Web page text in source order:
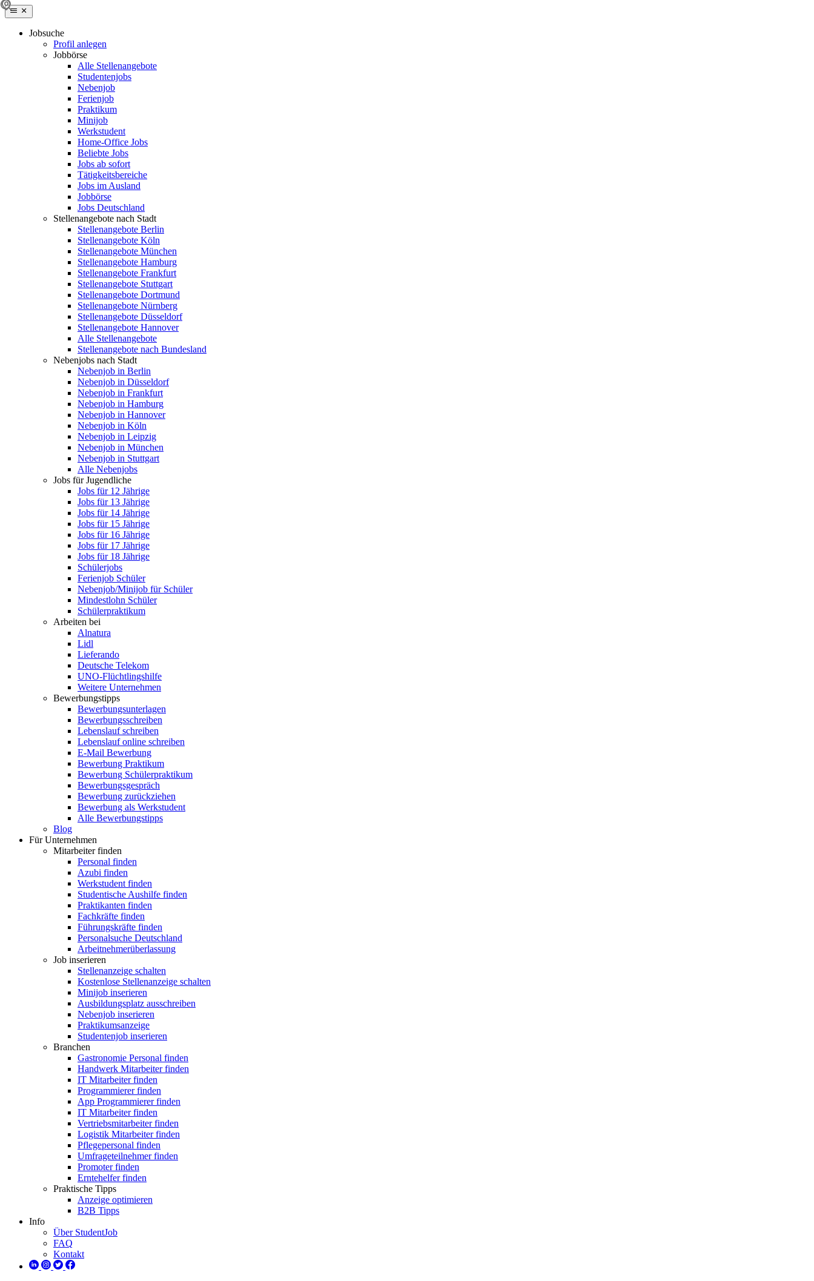
Jobsuche
Profil anlegen
Jobbörse
Alle Stellenangebote
Studentenjobs
Nebenjob
Ferienjob
Praktikum
Minijob
Werkstudent
Home-Office Jobs
Beliebte Jobs
Jobs ab sofort
Tätigkeitsbereiche
Jobs im Ausland
Jobbörse
Jobs Deutschland
Stellenangebote nach Stadt
Stellenangebote Berlin
Stellenangebote Köln
Stellenangebote München
Stellenangebote Hamburg
Stellenangebote Frankfurt
Stellenangebote Stuttgart
Stellenangebote Dortmund
Stellenangebote Nürnberg
Stellenangebote Düsseldorf
Stellenangebote Hannover
Alle Stellenangebote
Stellenangebote nach Bundesland
Nebenjobs nach Stadt
Nebenjob in Berlin
Nebenjob in Düsseldorf
Nebenjob in Frankfurt
Nebenjob in Hamburg
Nebenjob in Hannover
Nebenjob in Köln
Nebenjob in Leipzig
Nebenjob in München
Nebenjob in Stuttgart
Alle Nebenjobs
Jobs für Jugendliche
Jobs für 12 Jährige
Jobs für 13 Jährige
Jobs für 14 Jährige
Jobs für 15 Jährige
Jobs für 16 Jährige
Jobs für 17 Jährige
Jobs für 18 Jährige
Schülerjobs
Ferienjob Schüler
Nebenjob/Minijob für Schüler
Mindestlohn Schüler
Schülerpraktikum
Arbeiten bei
Alnatura
Lidl
Lieferando
Deutsche Telekom
UNO-Flüchtlingshilfe
Weitere Unternehmen
Bewerbungstipps
Bewerbungsunterlagen
Bewerbungsschreiben
Lebenslauf schreiben
Lebenslauf online schreiben
E-Mail Bewerbung
Bewerbung Praktikum
Bewerbung Schülerpraktikum
Bewerbungsgespräch
Bewerbung zurückziehen
Bewerbung als Werkstudent
Alle Bewerbungstipps
Blog
Für Unternehmen
Mitarbeiter finden
Personal finden
Azubi finden
Werkstudent finden
Studentische Aushilfe finden
Praktikanten finden
Fachkräfte finden
Führungskräfte finden
Personalsuche Deutschland
Arbeitnehmerüberlassung
Job inserieren
Stellenanzeige schalten
Kostenlose Stellenanzeige schalten
Minijob inserieren
Ausbildungsplatz ausschreiben
Nebenjob inserieren
Praktikumsanzeige
Studentenjob inserieren
Branchen
Gastronomie Personal finden
Handwerk Mitarbeiter finden
IT Mitarbeiter finden
Programmierer finden
App Programmierer finden
IT Mitarbeiter finden
Vertriebsmitarbeiter finden
Logistik Mitarbeiter finden
Pflegepersonal finden
Umfrageteilnehmer finden
Promoter finden
Erntehelfer finden
Praktische Tipps
Anzeige optimieren
B2B Tipps
Info
Über StudentJob
FAQ
Kontakt